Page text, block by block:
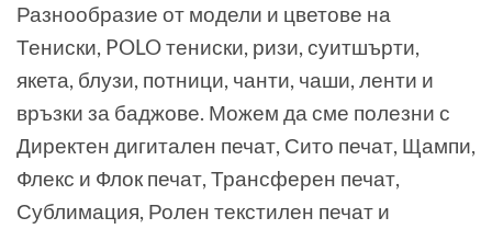
Разнообразие от модели и цветове на
Тениски, POLO тениски, ризи, суитшърти,
якета, блузи, потници, чанти, чаши, ленти и
връзки за баджове. Можем да сме полезни с
Директен дигитален печат, Сито печат, Щампи,
Флекс и Флок печат, Трансферен печат,
Сублимация, Ролен текстилен печат и